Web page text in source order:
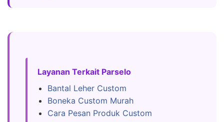
Layanan Terkait Parselo
Bantal Leher Custom
Boneka Custom Murah
Cara Pesan Produk Custom